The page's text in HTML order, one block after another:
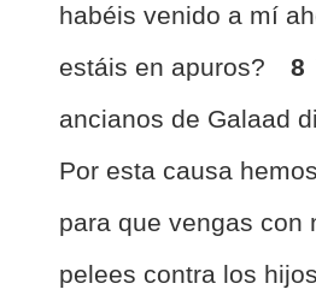
habéis venido a mí
estáis en apuros?
8
ancianos de Galaad
Por esta causa
para que vengas con
pelees contra los